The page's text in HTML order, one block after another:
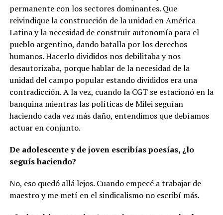
permanente con los sectores dominantes. Que
reivindique la construcción de la unidad en América
Latina y la necesidad de construir autonomía para el
pueblo argentino, dando batalla por los derechos
humanos. Hacerlo divididos nos debilitaba y nos
desautorizaba, porque hablar de la necesidad de la
unidad del campo popular estando divididos era una
contradicción. A la vez, cuando la CGT se estacionó en la
banquina mientras las políticas de Milei seguían
haciendo cada vez más daño, entendimos que debíamos
actuar en conjunto.
De adolescente y de joven escribías poesías, ¿lo
seguís haciendo?
No, eso quedó allá lejos. Cuando empecé a trabajar de
maestro y me metí en el sindicalismo no escribí más.